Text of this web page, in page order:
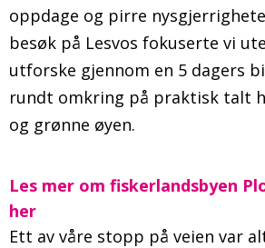
oppdage og pirre
besøk på Lesvos fokuserte vi
utforske gjennom en 5 dagers
rundt omkring på praktisk talt
og grønne øyen.
Les mer om fiskerlandsbyen
her
Ett av våre stopp på veien var